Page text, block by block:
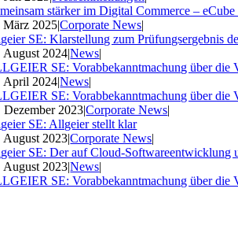
stärker im Digital Commerce –
März 2025|Corporate News|
SE: Klarstellung zum Prüfungsergebnis
August 2024|News|
SE: Vorabbekanntmachung über die
April 2024|News|
SE: Vorabbekanntmachung über die
Dezember 2023|Corporate News|
SE: Allgeier stellt klar
August 2023|Corporate News|
SE: Der auf Cloud-Softwareentwicklung
August 2023|News|
SE: Vorabbekanntmachung über die